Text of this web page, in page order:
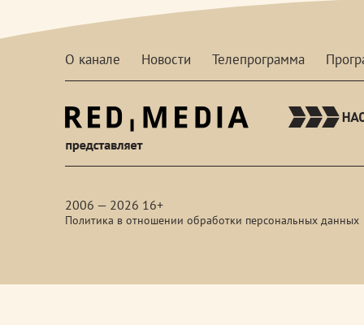
О канале Новости Телепрограмма
2006 — 2026 16+
Политика в отношении обработки персональных данных